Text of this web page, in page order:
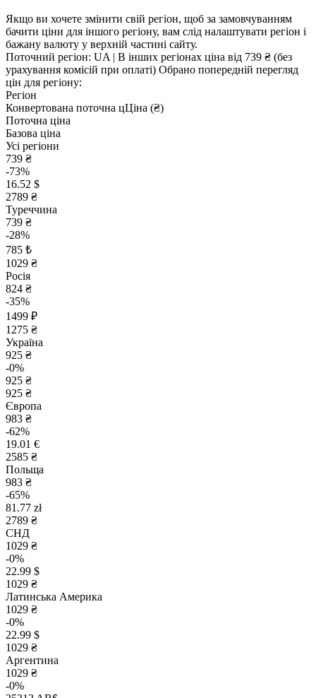
Якщо ви хочете змінити свій регіон, щоб за замовчуванням
бачити ціни для іншого регіону, вам слід налаштувати регіон і
бажану валюту у верхній частині сайту.
Поточний регіон: UA | В інших регіонах ціна від 739 ₴ (без
урахування комісій при оплаті) Обрано попередній перегляд
цін для регіону:
Регіон
Конвертована поточна цЦіна (₴)
Поточна ціна
Базова ціна
Усі регіони
739 ₴
-73%
16.52 $
2789 ₴
Туреччина
739 ₴
-28%
785 ₺
1029 ₴
Росія
824 ₴
-35%
1499 ₽
1275 ₴
Україна
925 ₴
-0%
925 ₴
925 ₴
Європа
983 ₴
-62%
19.01 €
2585 ₴
Польща
983 ₴
-65%
81.77 zł
2789 ₴
СНД
1029 ₴
-0%
22.99 $
1029 ₴
Латинська Америка
1029 ₴
-0%
22.99 $
1029 ₴
Аргентина
1029 ₴
-0%